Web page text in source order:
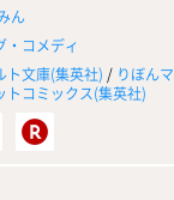
ん
・コメディ
ト文庫(集英社) / りぼんマ
トコミックス(集英社)